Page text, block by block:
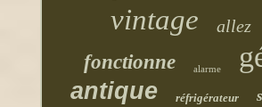
vintage allez
fonctionne alarme
antique réfrigérateur